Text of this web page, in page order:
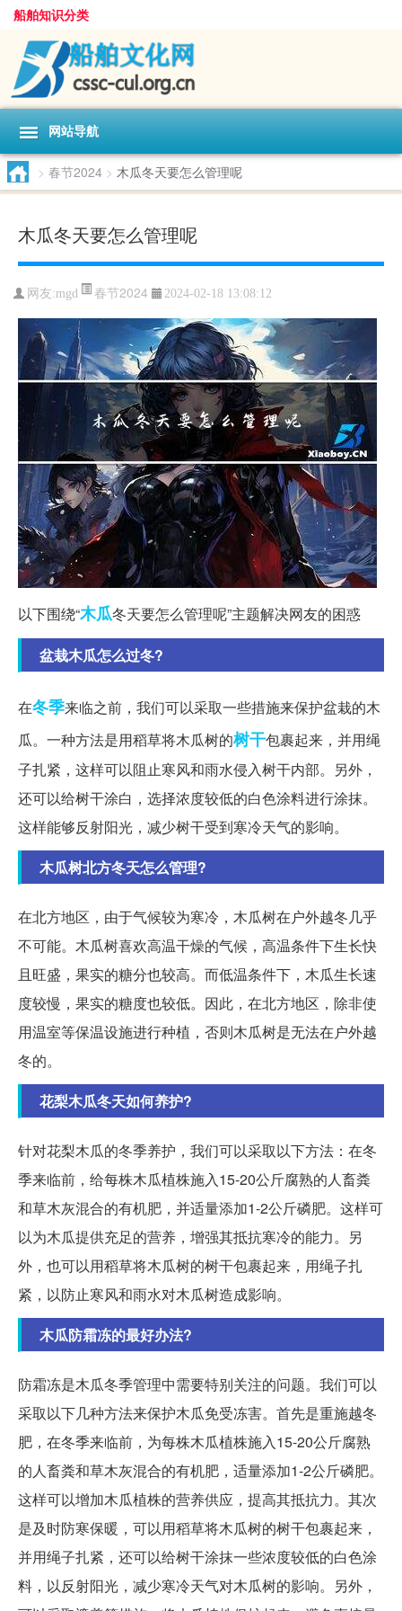
船舶知识分类
网站导航
> 春节2024 > 木瓜冬天要怎么管理呢
木瓜冬天要怎么管理呢
网友:mgd 春节2024 2024-02-18 13:08:12
以下围绕“木瓜冬天要怎么管理呢”主题解决网友的困惑
盆栽木瓜怎么过冬?
在冬季来临之前，我们可以采取一些措施来保护盆栽的木
瓜。一种方法是用稻草将木瓜树的树干包裹起来，并用绳
子扎紧，这样可以阻止寒风和雨水侵入树干内部。另外，
还可以给树干涂白，选择浓度较低的白色涂料进行涂抹。
这样能够反射阳光，减少树干受到寒冷天气的影响。
木瓜树北方冬天怎么管理?
在北方地区，由于气候较为寒冷，木瓜树在户外越冬几乎
不可能。木瓜树喜欢高温干燥的气候，高温条件下生长快
且旺盛，果实的糖分也较高。而低温条件下，木瓜生长速
度较慢，果实的糖度也较低。因此，在北方地区，除非使
用温室等保温设施进行种植，否则木瓜树是无法在户外越
冬的。
花梨木瓜冬天如何养护?
针对花梨木瓜的冬季养护，我们可以采取以下方法：在冬
季来临前，给每株木瓜植株施入15-20公斤腐熟的人畜粪
和草木灰混合的有机肥，并适量添加1-2公斤磷肥。这样可
以为木瓜提供充足的营养，增强其抵抗寒冷的能力。另
外，也可以用稻草将木瓜树的树干包裹起来，用绳子扎
紧，以防止寒风和雨水对木瓜树造成影响。
木瓜防霜冻的最好办法?
防霜冻是木瓜冬季管理中需要特别关注的问题。我们可以
采取以下几种方法来保护木瓜免受冻害。首先是重施越冬
肥，在冬季来临前，为每株木瓜植株施入15-20公斤腐熟
的人畜粪和草木灰混合的有机肥，适量添加1-2公斤磷肥。
这样可以增加木瓜植株的营养供应，提高其抵抗力。其次
是及时防寒保暖，可以用稻草将木瓜树的树干包裹起来，
并用绳子扎紧，还可以给树干涂抹一些浓度较低的白色涂
料，以反射阳光，减少寒冷天气对木瓜树的影响。另外，